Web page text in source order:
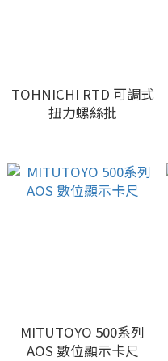
TOHNICHI RTD 可調式
扭力螺絲批
MITUTOYO 500系列
AOS 數位顯示卡尺